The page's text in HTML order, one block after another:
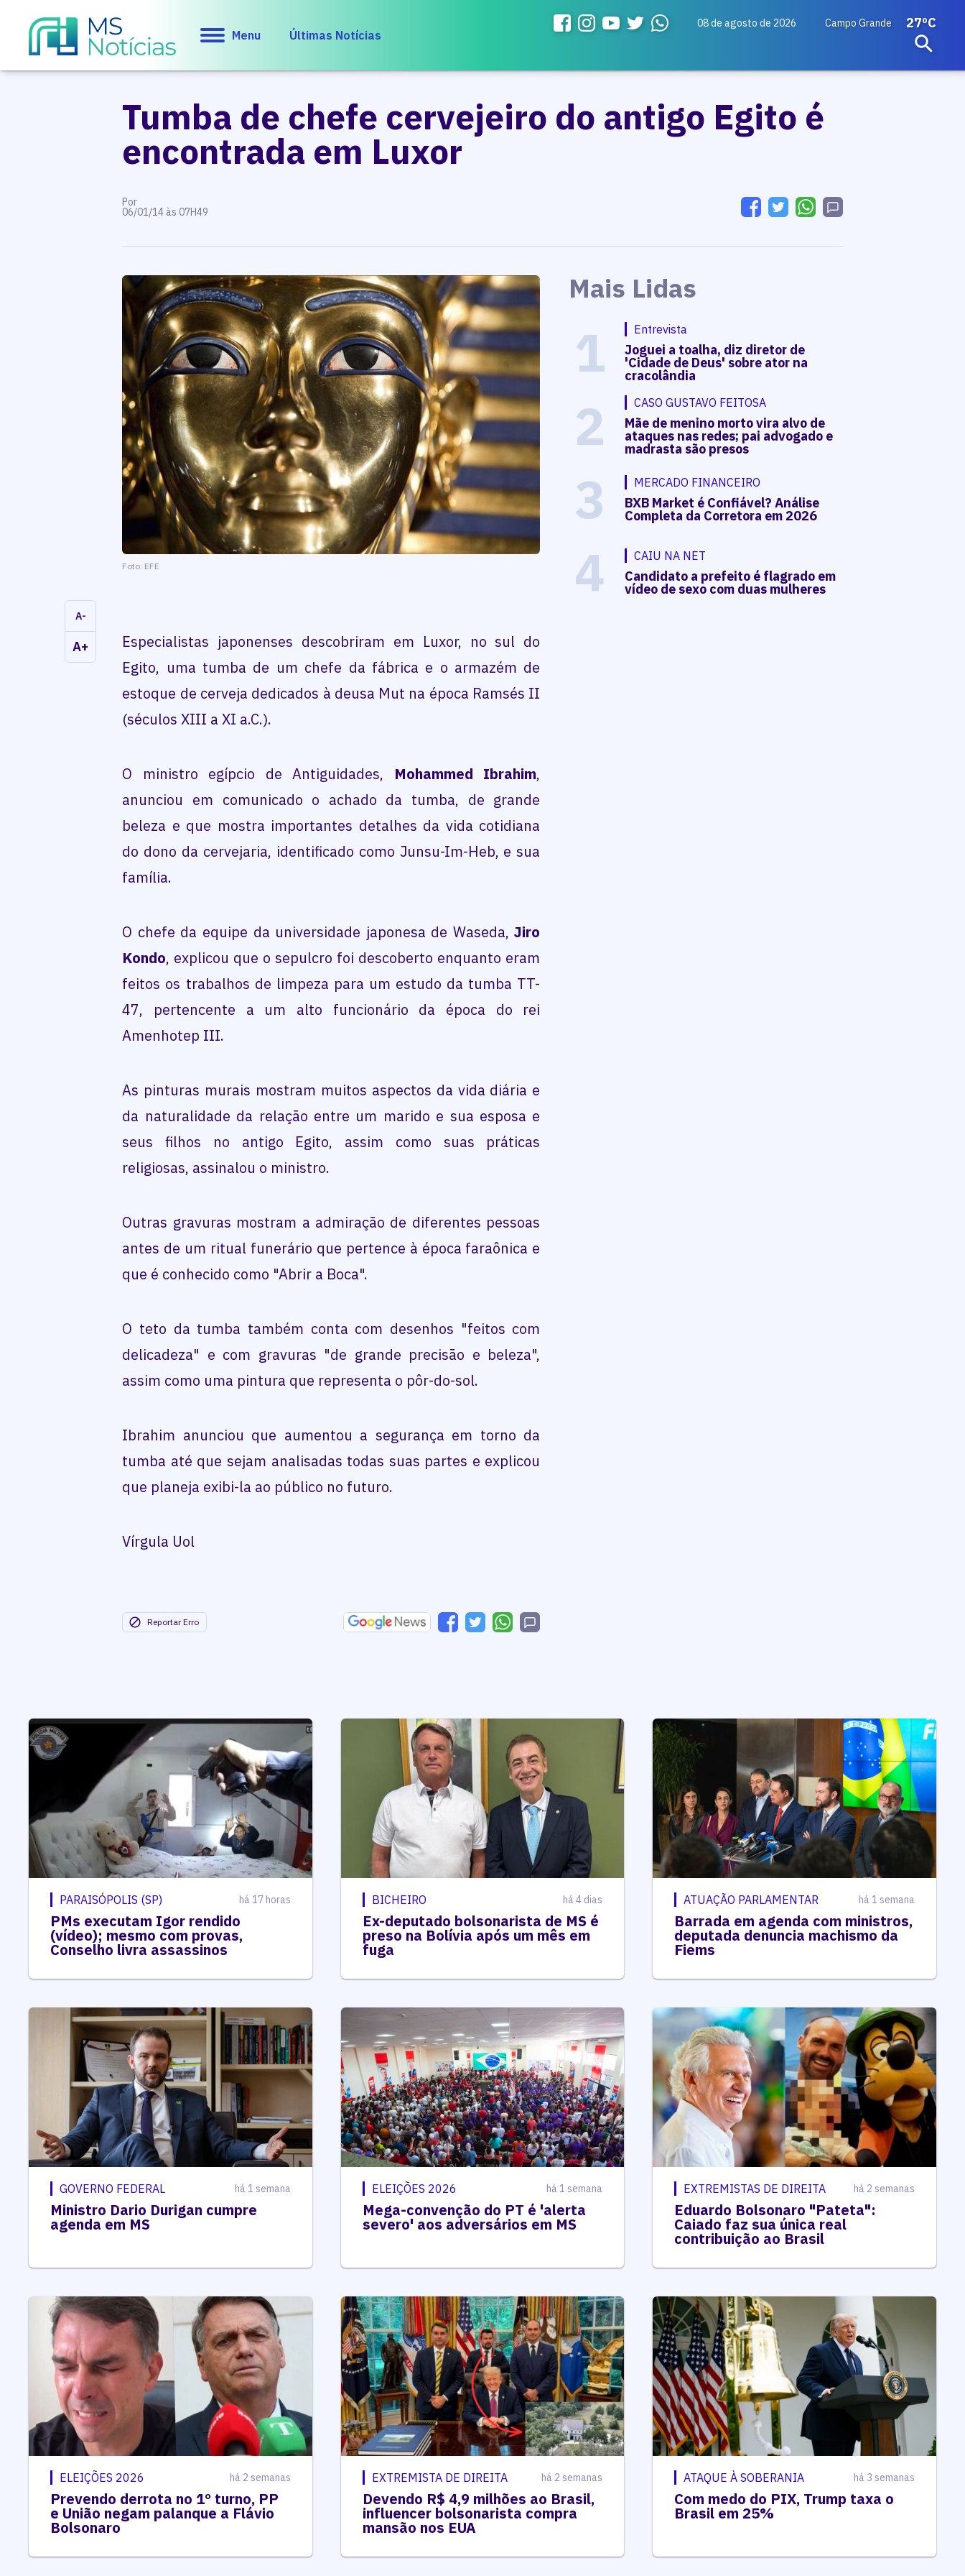
Menu Últimas Notícias
08 de agosto de 2026 Campo Grande 27ºC
Tumba de chefe cervejeiro do antigo Egito é
encontrada em Luxor
Por
06/01/14 às 07H49
Foto: EFE
A-
A+
Especialistas japonenses descobriram em Luxor, no sul do
Egito, uma tumba de um chefe da fábrica e o armazém de
estoque de cerveja dedicados à deusa Mut na época Ramsés II
(séculos XIII a XI a.C.).
O ministro egípcio de Antiguidades, Mohammed Ibrahim,
anunciou em comunicado o achado da tumba, de grande
beleza e que mostra importantes detalhes da vida cotidiana
do dono da cervejaria, identificado como Junsu-Im-Heb, e sua
família.
O chefe da equipe da universidade japonesa de Waseda,Jiro
Kondo, explicou que o sepulcro foi descoberto enquanto eram
feitos os trabalhos de limpeza para um estudo da tumba TT-
47, pertencente a um alto funcionário da época do rei
Amenhotep III.
As pinturas murais mostram muitos aspectos da vida diária e
da naturalidade da relação entre um marido e sua esposa e
seus filhos no antigo Egito, assim como suas práticas
religiosas, assinalou o ministro.
Outras gravuras mostram a admiração de diferentes pessoas
antes de um ritual funerário que pertence à época faraônica e
que é conhecido como "Abrir a Boca".
O teto da tumba também conta com desenhos "feitos com
delicadeza" e com gravuras "de grande precisão e beleza",
assim como uma pintura que representa o pôr-do-sol.
Ibrahim anunciou que aumentou a segurança em torno da
tumba até que sejam analisadas todas suas partes e explicou
que planeja exibi-la ao público no futuro.
Vírgula Uol
Reportar Erro
Mais Lidas
1 Entrevista
Joguei a toalha, diz diretor de
'Cidade de Deus' sobre ator na
cracolândia
2 CASO GUSTAVO FEITOSA
Mãe de menino morto vira alvo de
ataques nas redes; pai advogado e
madrasta são presos
3 MERCADO FINANCEIRO
BXB Market é Confiável? Análise
Completa da Corretora em 2026
4 CAIU NA NET
Candidato a prefeito é flagrado em
vídeo de sexo com duas mulheres
PARAISÓPOLIS (SP) há 17 horas
PMs executam Igor rendido
(vídeo); mesmo com provas,
Conselho livra assassinos
BICHEIRO há 4 dias
Ex-deputado bolsonarista de MS é
preso na Bolívia após um mês em
fuga
ATUAÇÃO PARLAMENTAR há 1 semana
Barrada em agenda com ministros,
deputada denuncia machismo da
Fiems
GOVERNO FEDERAL há 1 semana
Ministro Dario Durigan cumpre
agenda em MS
ELEIÇÕES 2026 há 1 semana
Mega-convenção do PT é 'alerta
severo' aos adversários em MS
EXTREMISTAS DE DIREITA há 2 semanas
Eduardo Bolsonaro "Pateta":
Caiado faz sua única real
contribuição ao Brasil
ELEIÇÕES 2026 há 2 semanas
Prevendo derrota no 1º turno, PP
e União negam palanque a Flávio
Bolsonaro
EXTREMISTA DE DIREITA há 2 semanas
Devendo R$ 4,9 milhões ao Brasil,
influencer bolsonarista compra
mansão nos EUA
ATAQUE À SOBERANIA há 3 semanas
Com medo do PIX, Trump taxa o
Brasil em 25%